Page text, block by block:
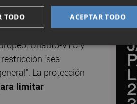
cuya regulación
Unauto-VTC y
"sea
La protección
limitar
ACEPTAR TODO
TODO